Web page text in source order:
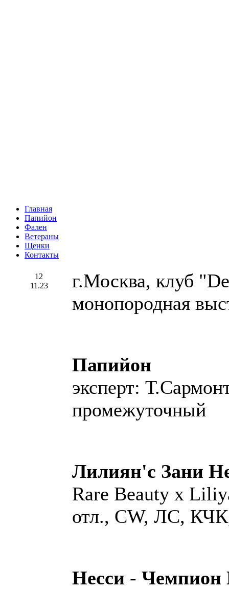
Главная
Папийон
Фален
Ветераны
Щенки
Контакты
12
11.23
г.Москва, клуб
монопородная
Папийон
эксперт:
промежуточный
Лилиян'с Зани
Rare Beauty х
отл., CW, ЛС,
Несси -